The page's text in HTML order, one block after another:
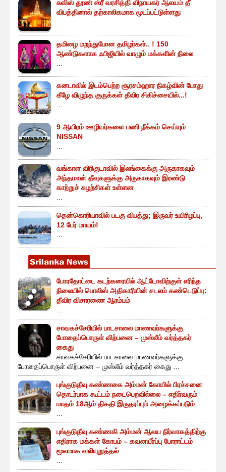
சுவிஸ் தூண் ஸ்ரீ வரசித்தி விநாயகர் ஆலயம் தீ
விபத்தினால் தற்காலிகமாக மூடப்பட்டுள்ளது
தமிழை மறந்துபோன தமிழர்கள்.. ! 150
ஆண்டுகளாக ஃபிஜியில் வாழும் மக்களின் நிலை
கனடாவில் இடம்பெற்ற சூரசம்ஹார நிகழ்வின் போது
கீழே விழுந்த குருக்கள் தீவிர சிகிச்சையில்...!
9 ஆயிரம் ஊழியர்களை பணி நீக்கம் செய்யும்
NISSAN
வங்காள விரிகுடாவில் இலங்கைக்கு அருகாகவும்
அந்தமான் தீவுகளுக்கு அருகாகவும் இரண்டு
காற்றுச் சுழற்சிகள் உள்ளன
தென்கொரியாவில் படகு விபத்து; இருவர் உயிரிழப்பு,
12 பேர் மாயம்!
போரதோட்டை கடற்கரையில் ஆட்டோவிற்குள் எரிந்த
நிலையில் பொலிஸ் அதிகாரியின் சடலம் கண்டெடுப்பு:
தீவிர விசாரணை ஆரம்பம்
சாவகச்சேரியில் பாடசாலை மாணவர்களுக்கு
போதைப்பொருள் விற்பனை – முஸ்லீம் வர்த்தகர்
கைது
சாவகச்சேரியில் பாடசாலை மாணவர்களுக்கு
போதைப்பொருள் விற்பனை – முஸ்லீம் வர்த்தகர் கைது ...
புங்குடுதீவு கண்ணகை அம்மன் கோயில் பிரச்சனை
தொடர்பாக கூட்டம் நடைபெறவில்லை – எதிர்வரும்
மாதம் 18ஆம் திகதி இருதரப்பும் அழைக்கப்படும்
புங்குடுதீவு கண்ணகி அம்மன் ஆலய நிர்வாகத்திற்கு
எதிராக மக்கள் கோபம் – கவனயீர்ப்பு போராட்டம்
மூலமாக வலியுறுத்தல்